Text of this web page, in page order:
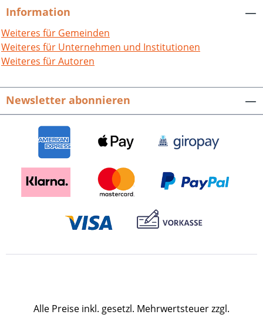
Information
Weiteres für Gemeinden
Weiteres für Unternehmen und Institutionen
Weiteres für Autoren
Newsletter abonnieren
Alle Preise inkl. gesetzl. Mehrwertsteuer zzgl.